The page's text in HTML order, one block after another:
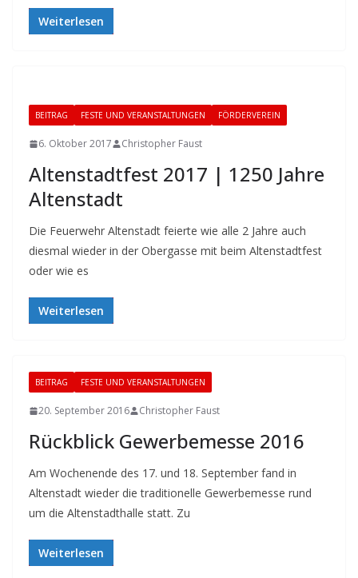
Weiterlesen
BEITRAG FESTE UND VERANSTALTUNGEN FÖRDERVEREIN
6. Oktober 2017 Christopher Faust
Altenstadtfest 2017 | 1250 Jahre
Altenstadt
Die Feuerwehr Altenstadt feierte wie alle 2 Jahre auch
diesmal wieder in der Obergasse mit beim Altenstadtfest
oder wie es
Weiterlesen
BEITRAG FESTE UND VERANSTALTUNGEN
20. September 2016 Christopher Faust
Rückblick Gewerbemesse 2016
Am Wochenende des 17. und 18. September fand in
Altenstadt wieder die traditionelle Gewerbemesse rund
um die Altenstadthalle statt. Zu
Weiterlesen